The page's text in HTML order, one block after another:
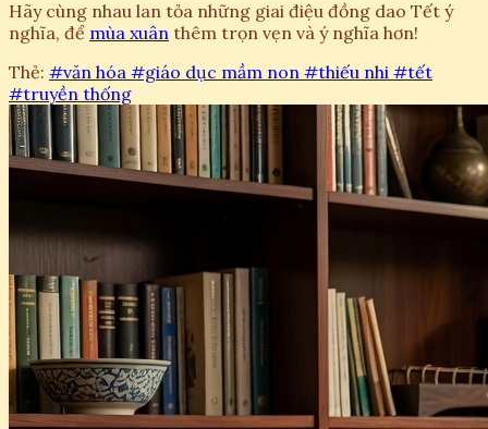
Hãy cùng nhau lan tỏa những giai điệu đồng dao Tết ý
nghĩa, để mùa xuân thêm trọn vẹn và ý nghĩa hơn!
Thẻ: #văn hóa #giáo dục mầm non #thiếu nhi #tết
#truyền thống